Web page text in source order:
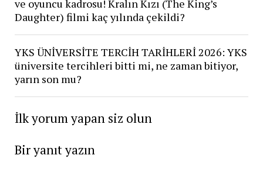
ve oyuncu kadrosu! Kralın Kızı (The King’s
Daughter) filmi kaç yılında çekildi?
YKS ÜNİVERSİTE TERCİH TARİHLERİ 2026: YKS
üniversite tercihleri bitti mi, ne zaman bitiyor,
yarın son mu?
İlk yorum yapan siz olun
Bir yanıt yazın